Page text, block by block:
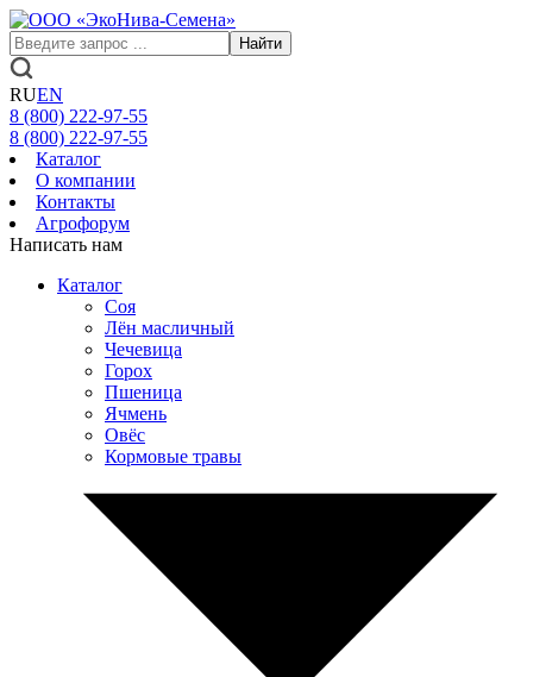
Найти
RUEN
8 (800) 222-97-55
8 (800) 222-97-55
Каталог
О компании
Контакты
Агрофорум
Написать нам
Каталог
Соя
Лён масличный
Чечевица
Горох
Пшеница
Ячмень
Овёс
Кормовые травы